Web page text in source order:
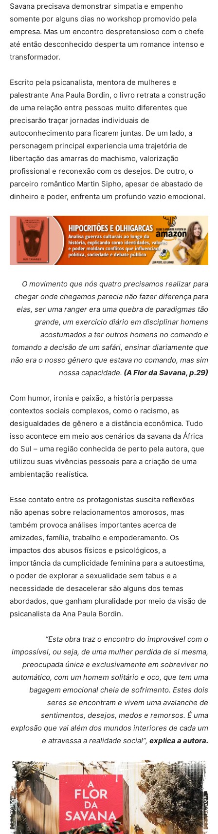
Savana precisava demonstrar simpatia e empenho
somente por alguns dias no workshop promovido pela
empresa. Mas um encontro despretensioso com o chefe
até então desconhecido desperta um romance intenso e
transformador.
Escrito pela psicanalista, mentora de mulheres e
palestrante Ana Paula Bordin, o livro retrata a construção
de uma relação entre pessoas muito diferentes que
precisarão traçar jornadas individuais de
autoconhecimento para ficarem juntas. De um lado, a
personagem principal experiencia uma trajetória de
libertação das amarras do machismo, valorização
profissional e reconexão com os desejos. De outro, o
parceiro romântico Martin Sipho, apesar de abastado de
dinheiro e poder, enfrenta um profundo vazio emocional.
O movimento que nós quatro precisamos realizar para
chegar onde chegamos parecia não fazer diferença para
elas, ser uma ranger era uma quebra de paradigmas tão
grande, um exercício diário em disciplinar homens
acostumados a ter outros homens no comando e
tomando a decisão de um safári, ensinar diariamente que
não era o nosso gênero que estava no comando, mas sim
nossa capacidade. (A Flor da Savana, p.29)
Com humor, ironia e paixão, a história perpassa
contextos sociais complexos, como o racismo, as
desigualdades de gênero e a distância econômica. Tudo
isso acontece em meio aos cenários da savana da África
do Sul – uma região conhecida de perto pela autora, que
utilizou suas vivências pessoais para a criação de uma
ambientação realística.
Esse contato entre os protagonistas suscita reflexões
não apenas sobre relacionamentos amorosos, mas
também provoca análises importantes acerca de
amizades, família, trabalho e empoderamento. Os
impactos dos abusos físicos e psicológicos, a
importância da cumplicidade feminina para a autoestima,
o poder de explorar a sexualidade sem tabus e a
necessidade de desacelerar são alguns dos temas
abordados, que ganham pluralidade por meio da visão de
psicanalista da Ana Paula Bordin.
“Esta obra traz o encontro do improvável com o
impossível, ou seja, de uma mulher perdida de si mesma,
preocupada única e exclusivamente em sobreviver no
automático, com um homem solitário e oco, que tem uma
bagagem emocional cheia de sofrimento. Estes dois
seres se encontram e vivem uma avalanche de
sentimentos, desejos, medos e remorsos. É uma
explosão que vai além dos mundos interiores de cada um
e atravessa a realidade social”, explica a autora.